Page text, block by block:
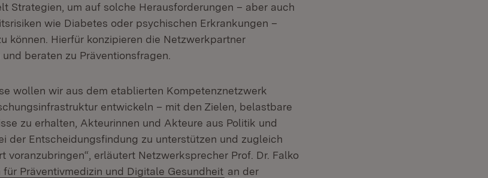
Strategien, um auf solche Herausforderungen – aber auch
wie Diabetes oder psychischen Erkrankungen –
können. Hierfür konzipieren die Netzwerkpartner
beraten zu Präventionsfragen.
wollen wir aus dem etablierten Kompetenznetzwerk
entwickeln – mit den Zielen, belastbare
zu erhalten, Akteurinnen und Akteure aus Politik und
der Entscheidungsfindung zu unterstützen und zugleich
voranzubringen“, erläutert Netzwerksprecher Prof. Dr. Falko
für Präventivmedizin und Digitale Gesundheit (Öffnet in neuem Fenster)
an der